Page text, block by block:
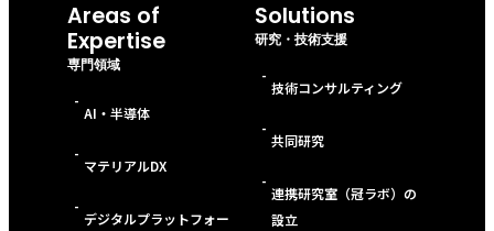
Areas of
Expertise
専門領域
-
AI・半導体
-
マテリアルDX
-
デジタルプラットフォー
Solutions
研究・技術支援
-
技術コンサルティング
-
共同研究
-
連携研究室（冠ラボ）の
設立